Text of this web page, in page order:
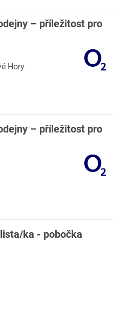
– příležitost pro
Hory
– příležitost pro
ka - pobočka